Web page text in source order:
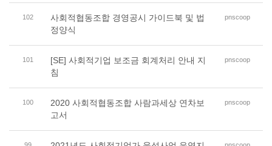
102
사회적협동조합 경영공시 가이드북 및 법
정양식
pnscoop
101
[SE] 사회적기업 보조금 회계처리 안내 지
침
pnscoop
100
2020 사회적협동조합 사람과세상 연차보
고서
pnscoop